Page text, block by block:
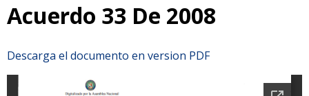
Acuerdo 33 De 2008
Descarga el documento en version PDF